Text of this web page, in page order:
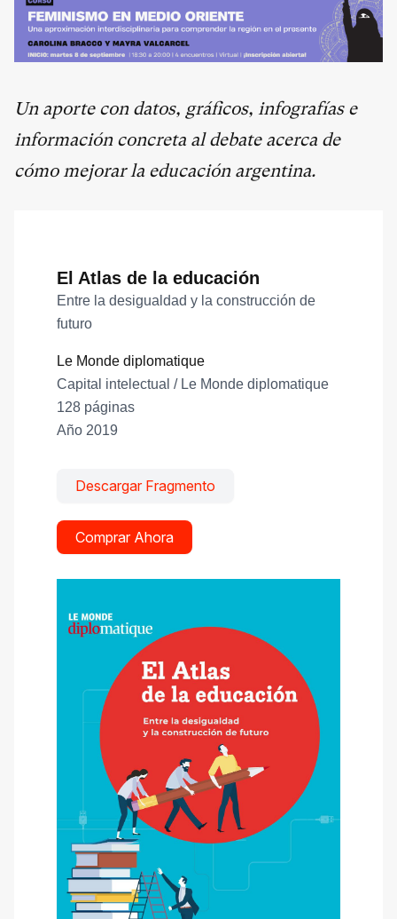
Un aporte con datos, gráficos, infografías e
información concreta al debate acerca de
cómo mejorar la educación argentina.
El Atlas de la educación
Entre la desigualdad y la construcción de
futuro
Le Monde diplomatique
Capital intelectual / Le Monde diplomatique
128 páginas
Año 2019
Descargar Fragmento
Comprar Ahora